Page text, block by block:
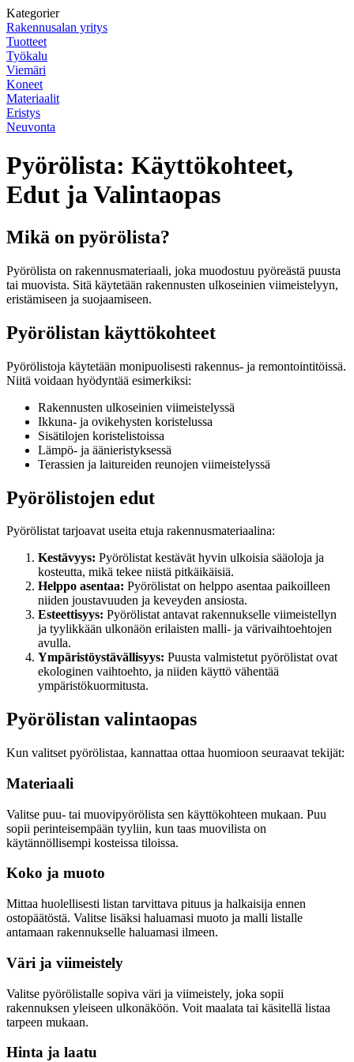
Kategorier
Rakennusalan yritys
Tuotteet
Työkalu
Viemäri
Koneet
Materiaalit
Eristys
Neuvonta
Pyörölista: Käyttökohteet,
Edut ja Valintaopas
Mikä on pyörölista?
Pyörölista on rakennusmateriaali, joka muodostuu pyöreästä puusta
tai muovista. Sitä käytetään rakennusten ulkoseinien viimeistelyyn,
eristämiseen ja suojaamiseen.
Pyörölistan käyttökohteet
Pyörölistoja käytetään monipuolisesti rakennus- ja remontointitöissä.
Niitä voidaan hyödyntää esimerkiksi:
Rakennusten ulkoseinien viimeistelyssä
Ikkuna- ja ovikehysten koristelussa
Sisätilojen koristelistoissa
Lämpö- ja äänieristyksessä
Terassien ja laitureiden reunojen viimeistelyssä
Pyörölistojen edut
Pyörölistat tarjoavat useita etuja rakennusmateriaalina:
Kestävyys: Pyörölistat kestävät hyvin ulkoisia sääoloja ja
kosteutta, mikä tekee niistä pitkäikäisiä.
Helppo asentaa: Pyörölistat on helppo asentaa paikoilleen
niiden joustavuuden ja keveyden ansiosta.
Esteettisyys: Pyörölistat antavat rakennukselle viimeistellyn
ja tyylikkään ulkonäön erilaisten malli- ja värivaihtoehtojen
avulla.
Ympäristöystävällisyys: Puusta valmistetut pyörölistat ovat
ekologinen vaihtoehto, ja niiden käyttö vähentää
ympäristökuormitusta.
Pyörölistan valintaopas
Kun valitset pyörölistaa, kannattaa ottaa huomioon seuraavat tekijät:
Materiaali
Valitse puu- tai muovipyörölista sen käyttökohteen mukaan. Puu
sopii perinteisempään tyyliin, kun taas muovilista on
käytännöllisempi kosteissa tiloissa.
Koko ja muoto
Mittaa huolellisesti listan tarvittava pituus ja halkaisija ennen
ostopäätöstä. Valitse lisäksi haluamasi muoto ja malli listalle
antamaan rakennukselle haluamasi ilmeen.
Väri ja viimeistely
Valitse pyörölistalle sopiva väri ja viimeistely, joka sopii
rakennuksen yleiseen ulkonäköön. Voit maalata tai käsitellä listaa
tarpeen mukaan.
Hinta ja laatu